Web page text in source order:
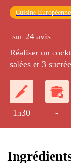
Cuisine Européenne
sur 24 avis
Réaliser un
salées et 3
1h30 -